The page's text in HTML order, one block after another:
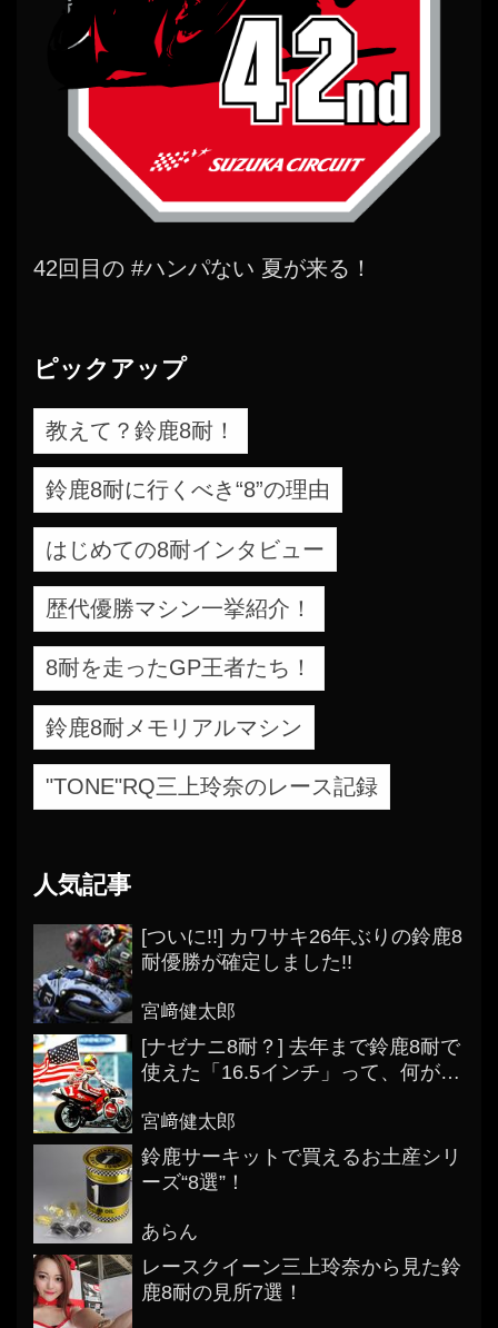
42回目の #ハンパない 夏が来る！
ピックアップ
教えて？鈴鹿8耐！
鈴鹿8耐に行くべき“8”の理由
はじめての8耐インタビュー
歴代優勝マシン一挙紹介！
8耐を走ったGP王者たち！
鈴鹿8耐メモリアルマシン
"TONE"RQ三上玲奈のレース記録
人気記事
[ついに!!] カワサキ26年ぶりの鈴鹿8
耐優勝が確定しました!!
宮﨑健太郎
[ナゼナニ8耐？] 去年まで鈴鹿8耐で
使えた「16.5インチ」って、何がス
宮﨑健太郎
鈴鹿サーキットで買えるお土産シリ
ーズ“8選”！
あらん
レースクイーン三上玲奈から見た鈴
鹿8耐の見所7選！